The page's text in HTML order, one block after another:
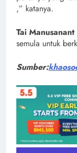
,” katanya.
Tai Manusanant
semula untuk
Sumber: